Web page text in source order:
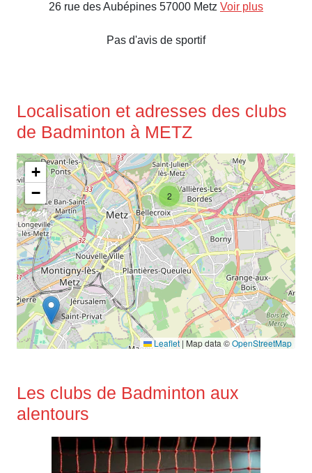
26 rue des Aubépines 57000 Metz Voir plus
Pas d'avis de sportif
Localisation et adresses des clubs
de Badminton à METZ
2
+
−
Leaflet | Map data ©OpenStreetMap
Les clubs de Badminton aux
alentours